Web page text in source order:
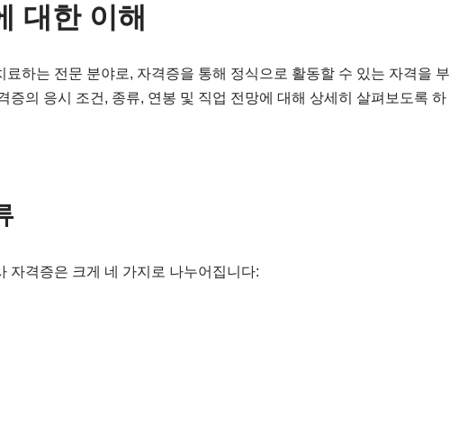
대한 이해
하는 전문 분야로, 자격증을 통해 정식으로 활동할 수 있는 자격을 부
증의 응시 조건, 종류, 연봉 및 직업 전망에 대해 상세히 살펴보도록 하
자격증은 크게 네 가지로 나누어집니다: